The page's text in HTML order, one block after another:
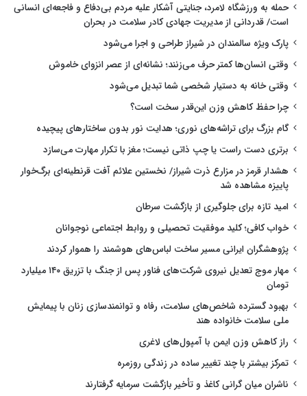
حمله به ورزشگاه لامرد، جنایتی آشکار علیه مردم بی‌دفاع و فاجعه‌ای انسانی
است/ قدردانی از مدیریت جهادی کادر سلامت در بحران
پارک ویژه سالمندان در شیراز طراحی و اجرا می‌شود
وقتی انسان‌ها کمتر حرف می‌زنند؛ نشانه‌ای از عصر انزوای خاموش
وقتی خانه به دستیار شخصی شما تبدیل می‌شود
چرا حفظ کاهش وزن این‌قدر سخت است؟
گام بزرگ برای تراشه‌های نوری؛ هدایت نور بدون ساختارهای پیچیده
برتری دست راست یا چپ ذاتی نیست؛ مغز با تکرار مهارت می‌سازد
هشدار قرمز در مزارع ذرت شیراز/ نخستین علائم آفت قرنطینه‌ای برگ‌خوار
پاییزه مشاهده شد
امید تازه برای جلوگیری از بازگشت سرطان
خواب کافی؛ کلید موفقیت تحصیلی و روابط اجتماعی نوجوانان
پژوهشگران ایرانی مسیر ساخت لباس‌های هوشمند را هموار کردند
مهار موج تعدیل نیروی شرکت‌های فناور پس از جنگ با تزریق ۱۴۰ میلیارد
تومان
بهبود گسترده شاخص‌های سلامت، رفاه و توانمندسازی زنان با پیمایش
ملی سلامت خانواده هند
راز کاهش وزن ایمن با آمپول‌های لاغری
تمرکز بیشتر با چند تغییر ساده در زندگی روزمره
ناشران میان گرانی کاغذ و تأخیر بازگشت سرمایه گرفتارند